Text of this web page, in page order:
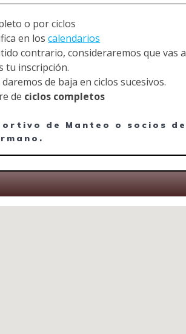
o por ciclos
en loscalendarios
contrario, consideraremos que vas a
tu inscripción.
de baja en ciclos sucesivos.
de ciclos completos
de Manteo o socios de